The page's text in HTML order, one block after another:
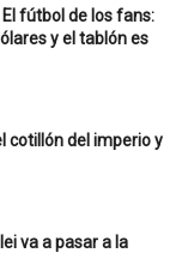
fútbol de los fans:
y el tablón es
cotillón del imperio y
va a pasar a la